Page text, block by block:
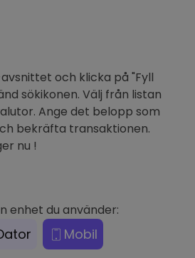
och klicka på "Fyll
sökikonen. Välj från listan
Ange det belopp som
bekräfta transaktionen.
nu !
enhet du använder:
Mobil